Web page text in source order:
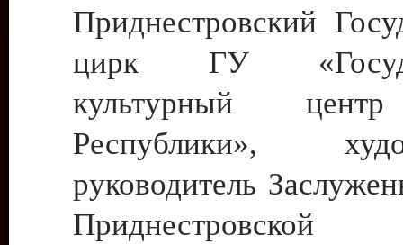
Приднестровский
цирк ГУ
культурный
Республики»,
руководитель
Приднестровской